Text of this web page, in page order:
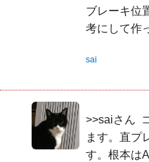
ブレーキ位
考にして作
sai
>>saiさん
ます。直プ
す。根本は